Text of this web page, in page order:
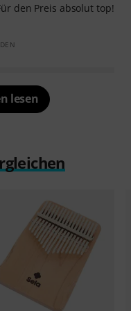
den Preis absolut top!
lesen